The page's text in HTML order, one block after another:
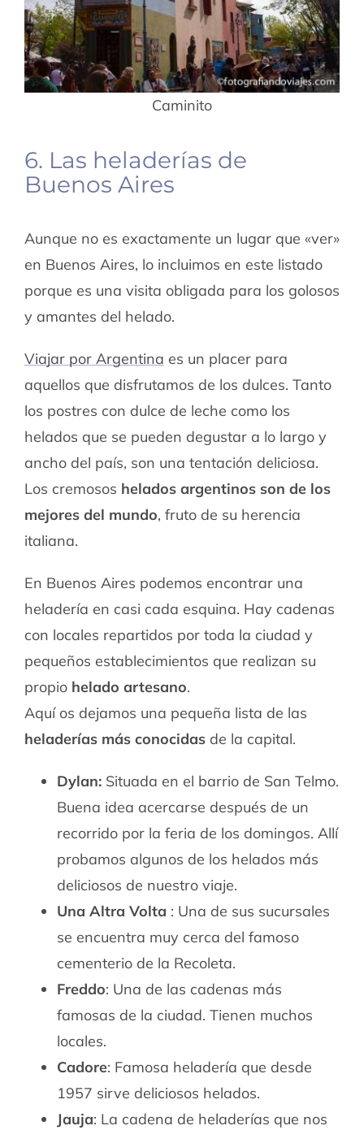
Caminito
6. Las heladerías de
Buenos Aires
Aunque no es exactamente un lugar que «ver»
en Buenos Aires, lo incluimos en este listado
porque es una visita obligada para los golosos
y amantes del helado.
Viajar por Argentina es un placer para
aquellos que disfrutamos de los dulces. Tanto
los postres con dulce de leche como los
helados que se pueden degustar a lo largo y
ancho del país, son una tentación deliciosa.
Los cremosos helados argentinos son de los
mejores del mundo, fruto de su herencia
italiana.
En Buenos Aires podemos encontrar una
heladería en casi cada esquina. Hay cadenas
con locales repartidos por toda la ciudad y
pequeños establecimientos que realizan su
propio helado artesano.
Aquí os dejamos una pequeña lista de las
heladerías más conocidasde la capital.
Dylan:Situada en el barrio de San Telmo.
Buena idea acercarse después de un
recorrido por la feria de los domingos. Allí
probamos algunos de los helados más
deliciosos de nuestro viaje.
Una Altra Volta : Una de sus sucursales
se encuentra muy cerca del famoso
cementerio de la Recoleta.
Freddo: Una de las cadenas más
famosas de la ciudad. Tienen muchos
locales.
Cadore: Famosa heladería que desde
1957 sirve deliciosos helados.
Jauja: La cadena de heladerías que nos